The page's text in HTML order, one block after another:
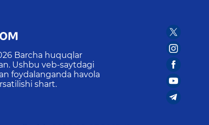
Barcha huquqlar
Ushbu veb-saytdagi
foydalanganda havola
shart.